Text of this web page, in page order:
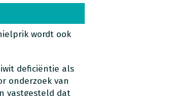
wordt ook
deficiëntie als
onderzoek van
vastgesteld dat